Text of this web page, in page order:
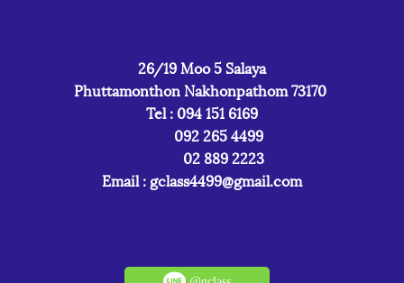
26/19 Moo 5 Salaya
Phuttamonthon Nakhonpathom 73170
Tel : 094 151 6169
092 265 4499
02 889 2223
Email : gclass4499@gmail.com